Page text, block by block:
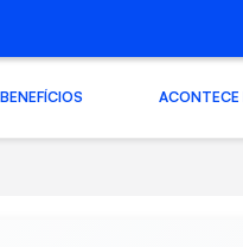
ACONTECE